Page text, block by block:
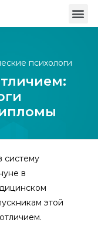
психологи
систему
в
этой